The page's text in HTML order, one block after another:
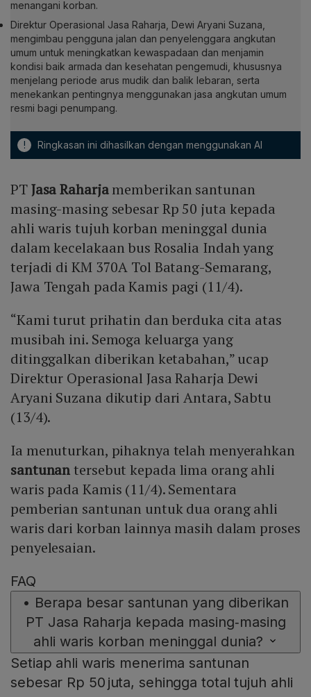
menangani korban.
Direktur Operasional Jasa Raharja, Dewi Aryani Suzana,
mengimbau pengguna jalan dan penyelenggara angkutan
umum untuk meningkatkan kewaspadaan dan menjamin
kondisi baik armada dan kesehatan pengemudi, khususnya
menjelang periode arus mudik dan balik lebaran, serta
menekankan pentingnya menggunakan jasa angkutan umum
resmi bagi penumpang.
! Ringkasan ini dihasilkan dengan menggunakan AI
PTJasa Raharjamemberikan santunan
masing-masing sebesar Rp 50 juta kepada
ahli waris tujuh korban meninggal dunia
dalam kecelakaan bus Rosalia Indah yang
terjadi di KM 370A Tol Batang-Semarang,
Jawa Tengah pada Kamis pagi (11/4).
“Kami turut prihatin dan berduka cita atas
musibah ini. Semoga keluarga yang
ditinggalkan diberikan ketabahan,” ucap
Direktur Operasional Jasa Raharja Dewi
Aryani Suzana dikutip dari Antara, Sabtu
(13/4).
Ia menuturkan, pihaknya telah menyerahkan
santunantersebut kepada lima orang ahli
waris pada Kamis (11/4). Sementara
pemberian santunan untuk dua orang ahli
waris dari korban lainnya masih dalam proses
penyelesaian.
FAQ
• Berapa besar santunan yang diberikan
PT Jasa Raharja kepada masing‑masing
ahli waris korban meninggal dunia?
Setiap ahli waris menerima santunan
sebesar Rp 50 juta, sehingga total tujuh ahli